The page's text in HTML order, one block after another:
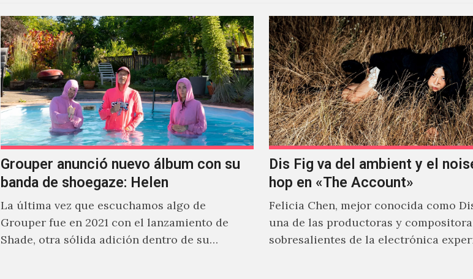
Grouper anunció nuevo álbum con su
banda de shoegaze: Helen
La última vez que escuchamos algo de
Grouper fue en 2021 con el lanzamiento de
Shade, otra sólida adición dentro de su
Dis Fig va del ambient y el
hop en «The Account»
Felicia Chen, mejor conocida como
una de las productoras y
sobresalientes de la electrónica